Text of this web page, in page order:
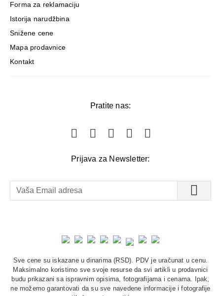
Forma za reklamaciju
Istorija narudžbina
Snižene cene
Mapa prodavnice
Kontakt
Pratite nas:
Prijava za Newsletter:
Sve cene su iskazane u dinarima (RSD). PDV je uračunat u cenu.
Maksimalno koristimo sve svoje resurse da svi artikli u prodavnici
budu prikazani sa ispravnim opisima, fotografijama i cenama. Ipak,
ne možemo garantovati da su sve navedene informacije i fotografije